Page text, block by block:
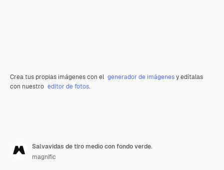
Crea tus propias imágenes con el generador de imágenesy edítalas
con nuestro editor de fotos.
Salvavidas de tiro medio con fondo verde.
magnific